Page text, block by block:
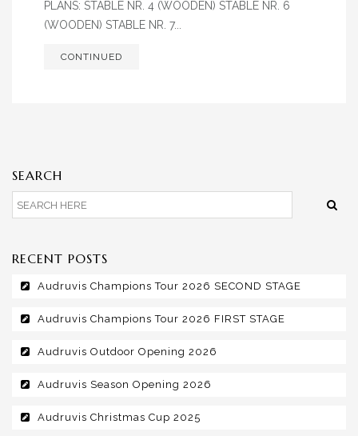
PLANS: STABLE NR. 4 (WOODEN) STABLE NR. 6
(WOODEN) STABLE NR. 7...
CONTINUED
SEARCH
RECENT POSTS
Audruvis Champions Tour 2026 SECOND STAGE
Audruvis Champions Tour 2026 FIRST STAGE
Audruvis Outdoor Opening 2026
Audruvis Season Opening 2026
Audruvis Christmas Cup 2025